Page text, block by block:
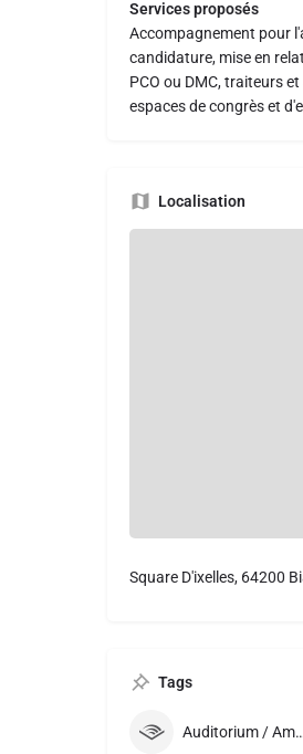
Services proposés
Accompagnement pour
candidature, mise en
PCO ou DMC, traiteurs
espaces de congrès et
Localisation
Square D'ixelles, 64200
Tags
Auditorium / Amphithéatre